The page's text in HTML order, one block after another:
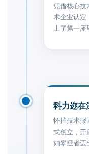
凭借核心技
术企业认定
上了第一座
科力迩在
怀揣技术报
式创立，开
如攀登者迈